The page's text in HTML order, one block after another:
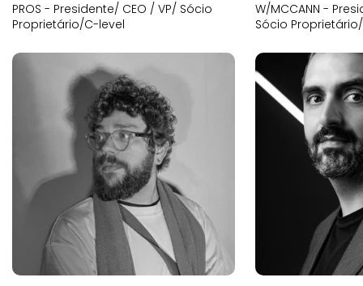
PROS - Presidente/ CEO / VP/ Sócio
Proprietário/C-level
W/MCCANN -
Sócio